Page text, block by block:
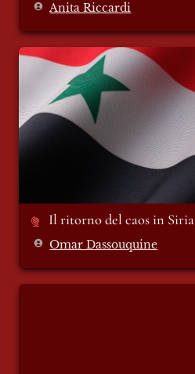
Anita Riccardi
Il ritorno del caos in Siria
Il ritorno del caos in Siria
Omar Dassouquine